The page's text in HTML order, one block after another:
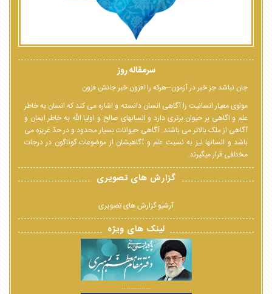
سرمقاله روز
جان نباشد جز خبر در آزمون--هرکه را افزون خبر جانش فزون
مولوی معیار انسانیت را آگاهی انسان دانسته و اشاره می کند که انسان به خاطر
علم و اگاهی بر حیوان برتری دارد و انسانهای صالح و اولیا الله به خاطر ایمان و
آگاهی از ملک بالاتر می باشند. آگاهی حیوانات بسیار محدود و در حدّ غریزه می
باشد و انسانها نیز به نسبت علم و آگاهیشان از موضوعات گوناگون در درجات
مختلفی قرار میگیرند.
گزارش های تصویری
آرشیو گزارش های تصویری
لینک های ویژه
................